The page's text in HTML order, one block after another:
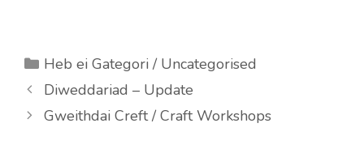
Categories
Heb ei Gategori / Uncategorised
Diweddariad – Update
Gweithdai Creft / Craft Workshops